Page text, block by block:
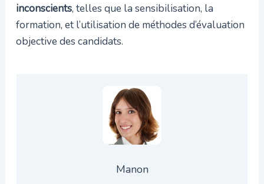
inconscients, telles que la sensibilisation, la
formation, et l’utilisation de méthodes d’évaluation
objective des candidats.
Manon